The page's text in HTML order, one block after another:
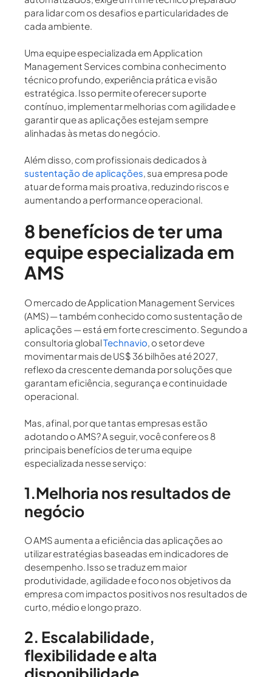
para lidar com os desafios e particularidades de
cada ambiente.
Uma equipe especializada em Application
Management Services combina conhecimento
técnico profundo, experiência prática e visão
estratégica. Isso permite oferecer suporte
contínuo, implementar melhorias com agilidade e
garantir que as aplicações estejam sempre
alinhadas às metas do negócio.
Além disso, com profissionais dedicados à
sustentação de aplicações, sua empresa pode
atuar de forma mais proativa, reduzindo riscos e
aumentando a performance operacional.
8 benefícios de ter uma
equipe especializada em
AMS
O mercado deApplication Management Services
(AMS)— também conhecido como sustentação de
aplicações — está em forte crescimento. Segundo a
consultoria globalTechnavio, o setor deve
movimentar mais deUS$ 36 bilhões até 2027,
reflexo da crescente demanda por soluções que
garantam eficiência, segurança e continuidade
operacional.
Mas, afinal, por que tantas empresas estão
adotando o AMS? A seguir, você confere os 8
principais benefícios de ter uma equipe
especializada nesse serviço:
1.Melhoria nos resultados de
negócio
O AMS aumenta a eficiência das aplicações ao
utilizar estratégias baseadas em indicadores de
desempenho. Isso se traduz em maior
produtividade, agilidade e foco nos objetivos da
empresa com impactos positivos nos resultados de
curto, médio e longo prazo.
2. Escalabilidade,
flexibilidade e alta